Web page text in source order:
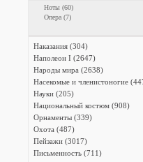
Ноты (60)
Опера (7)
Наказания (304)
Наполеон I (2647)
Народы мира (2638)
Насекомые и членистоногие
Науки (205)
Национальный костюм (908)
Орнаменты (339)
Охота (487)
Пейзажи (3017)
Письменность (711)